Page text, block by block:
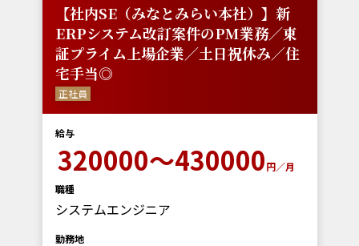
【社内SE（みなとみらい本社）】新
ERPシステム改訂案件のPM業務／東
証プライム上場企業／土日祝休み／住
宅手当◎
正社員
給与
320000～430000円／月
職種
システムエンジニア
勤務地